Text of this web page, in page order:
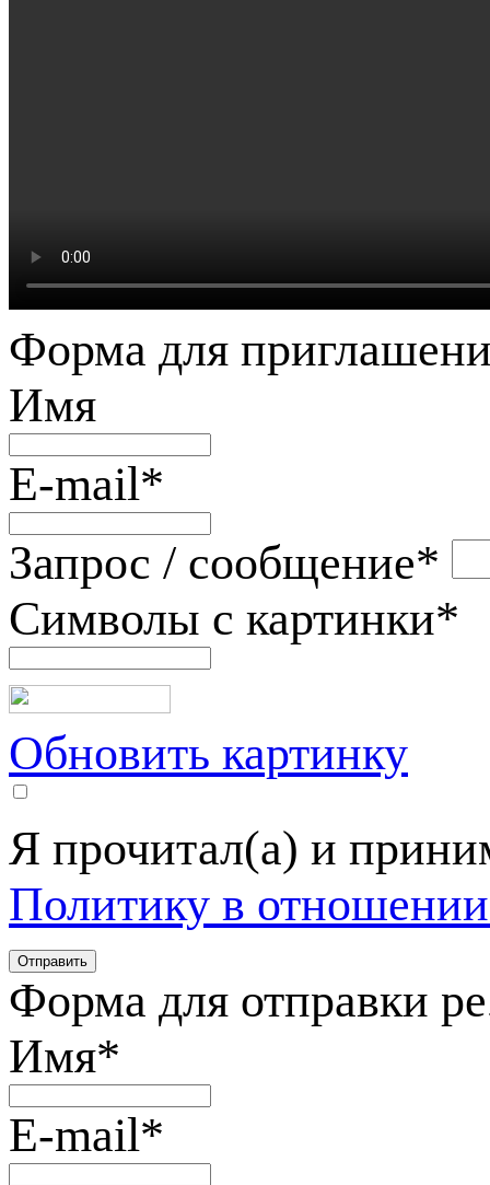
Форма для
Имя
E-mail*
Запрос / сообщение*
Символы с картинки*
Обновить картинку
Я прочитал(а) и
Политику в
Форма для отправки
Имя*
E-mail*